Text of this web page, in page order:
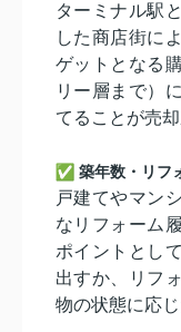
ターミナル駅
した商店街に
ゲットとなる
リー層まで）
てることが売
築年数・リフ
戸建てやマン
なリフォーム
ポイントとし
出すか、
リフ
物の状態に応